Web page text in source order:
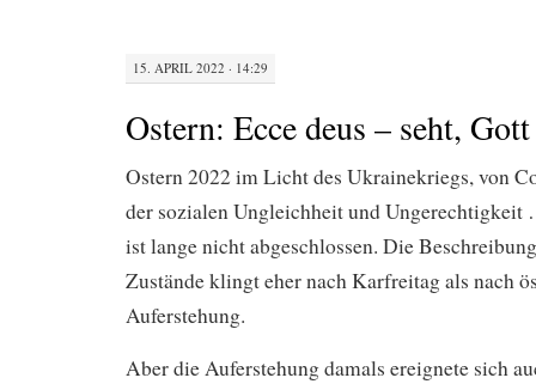
15. APRIL 2022 · 14:29
Ostern: Ecce deus – seht, Gott
Ostern 2022 im Licht des Ukrainekriegs, von
der sozialen Ungleichheit und
ist lange nicht abgeschlossen. Die
Zustände klingt eher nach Karfreitag als nach
Auferstehung.
Aber die Auferstehung damals ereignete sich